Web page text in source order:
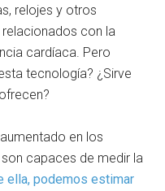
relojes y otros
con la
cardíaca. Pero
tecnología? ¿Sirve
en los
capaces de medir la
ella, podemos estimar